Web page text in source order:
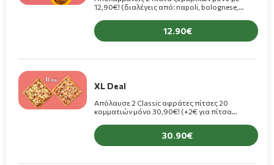
12,90€! (διαλέγεις από: nαpoli, bolognese,
chef, al pesto) - Η συγκεκριμένη προσφορά, δεν
συνοδεύεται με φρέσκο ψωμάκι. Εάν
επιθυμείτε, μπορείτε να το προσθέσετε στην
12.90
XL Deal
Απόλαυσε 2 Classic αφράτες πίτσες 20
κομματιών μόνο 30,90€! (+2€ για πίτσα
30.90